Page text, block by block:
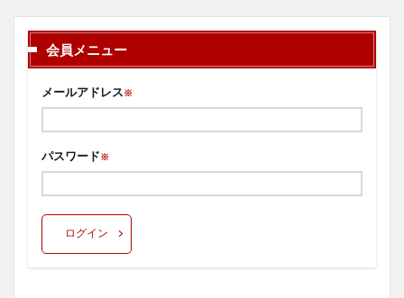
会員メニュー
メールアドレス※
パスワード※
ログイン